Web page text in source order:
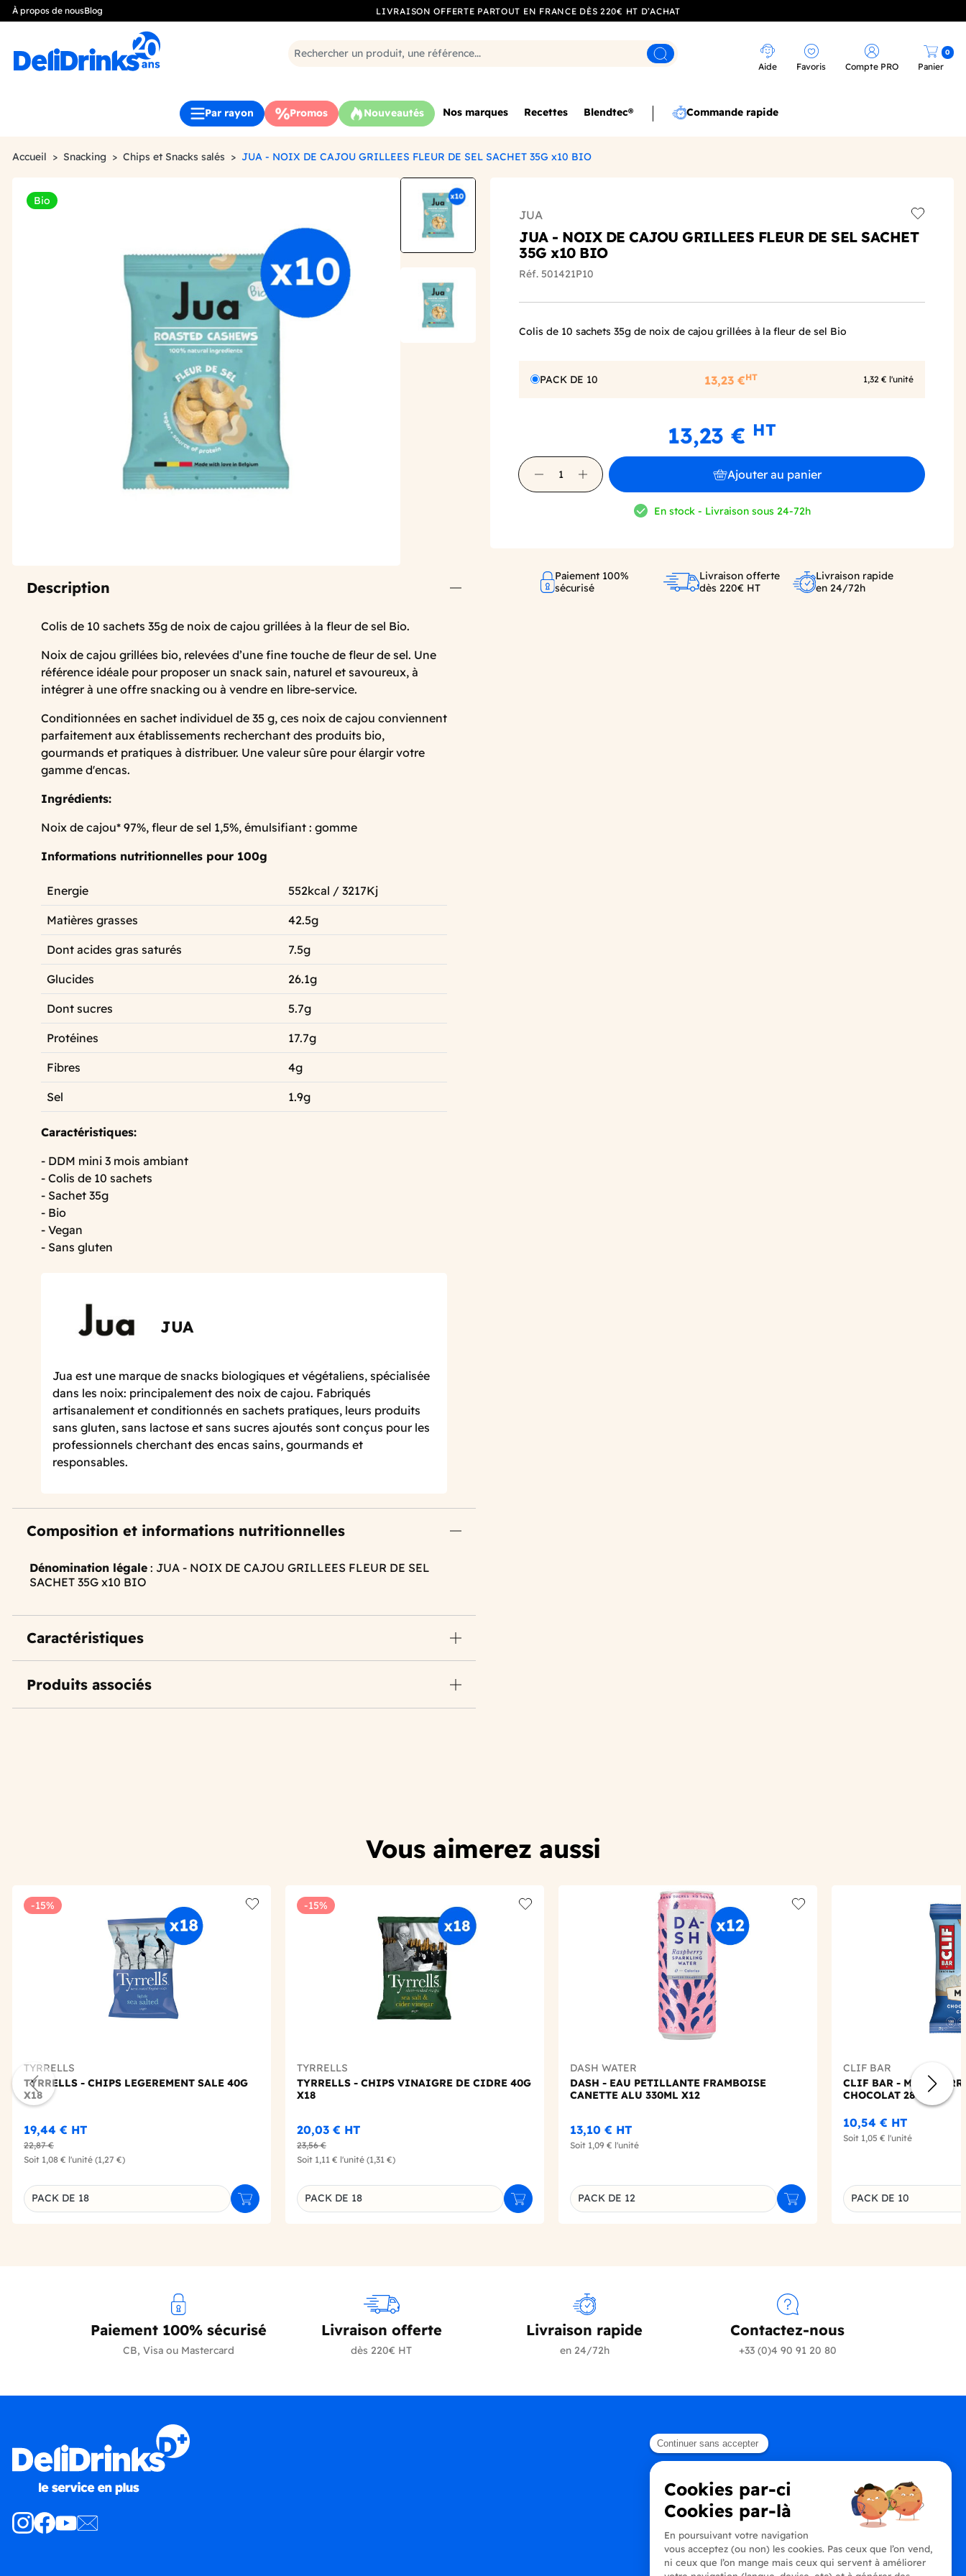
À propos de nousBlog LIVRAISON OFFERTE PARTOUT EN FRANCE DÈS 220€ HT D’ACHAT
Rechercher
Aide Favoris Compte PRO Panier
0
Par rayon Promos Nouveautés Nos marques Recettes Blendtec® Commande rapide
Accueil Snacking Chips et Snacks salés JUA - NOIX DE CAJOU GRILLEES FLEUR DE SEL SACHET 35G x10 BIO
Bio
Description
Colis de 10 sachets 35g de noix de cajou grillées à la fleur de sel Bio.
Noix de cajou grillées bio, relevées d’une fine touche de fleur de sel. Une
référence idéale pour proposer un snack sain, naturel et savoureux, à
intégrer à une offre snacking ou à vendre en libre-service.
Conditionnées en sachet individuel de 35 g, ces noix de cajou conviennent
parfaitement aux établissements recherchant des produits bio,
gourmands et pratiques à distribuer. Une valeur sûre pour élargir votre
gamme d'encas.
Ingrédients:
Noix de cajou* 97%, fleur de sel 1,5%, émulsifiant : gomme
Informations nutritionnelles pour 100g
Energie 552kcal / 3217Kj
Matières grasses 42.5g
Dont acides gras saturés 7.5g
Glucides 26.1g
Dont sucres 5.7g
Protéines 17.7g
Fibres 4g
Sel 1.9g
Caractéristiques:
- DDM mini 3 mois ambiant
- Colis de 10 sachets
- Sachet 35g
- Bio
- Vegan
- Sans gluten
JUA
Jua est une marque de snacks biologiques et végétaliens, spécialisée
dans les noix: principalement des noix de cajou. Fabriqués
artisanalement et conditionnés en sachets pratiques, leurs produits
sans gluten, sans lactose et sans sucres ajoutés sont conçus pour les
professionnels cherchant des encas sains, gourmands et
responsables.
Composition et informations nutritionnelles
Dénomination légale : JUA - NOIX DE CAJOU GRILLEES FLEUR DE SEL
SACHET 35G x10 BIO
Caractéristiques
Produits associés
JUA
JUA - NOIX DE CAJOU GRILLEES FLEUR DE SEL SACHET
35G x10 BIO
Réf. 501421P10
Colis de 10 sachets 35g de noix de cajou grillées à la fleur de sel Bio
PACK DE 10 13,23 €HT 1,32 € l'unité
13,23 € HT
Ajouter au panier
En stock - Livraison sous 24-72h
Paiement 100%
sécurisé
Livraison offerte
dès 220€ HT
Livraison rapide
en 24/72h
Vous aimerez aussi
-15%
Add to wishlist
TYRRELLS
TYRRELLS - CHIPS LEGEREMENT SALE 40G
X18
19,44 € HT
22,87 €
Soit 1,08 € l'unité (1,27 €)
Déclinaison du produit
PACK DE 18 Ajouter au panier
-15%
TYRRELLS
TYRRELLS - CHIPS VINAIGRE DE CIDRE 40G
X18
20,03 € HT
23,56 €
Soit 1,11 € l'unité (1,31 €)
Déclinaison du produit
PACK DE 18 Ajouter au panier
DASH WATER
DASH - EAU PETILLANTE FRAMBOISE
CANETTE ALU 330ML X12
13,10 € HT
Soit 1,09 € l'unité
Déclinaison du produit
PACK DE 12 Ajouter au panier
CLIF BAR
CLIF BAR - MINI
CHOCOLAT 28G X10
10,54 € HT
Soit 1,05 € l'unité
Déclinaison du produit
PACK DE 10
Paiement 100% sécurisé
CB, Visa ou Mastercard
Livraison offerte
dès 220€ HT
Livraison rapide
en 24/72h
Contactez-nous
+33 (0)4 90 91 20 80